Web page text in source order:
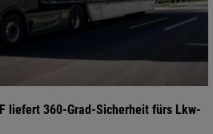
liefert 360-Grad-Sicherheit fürs Lkw-